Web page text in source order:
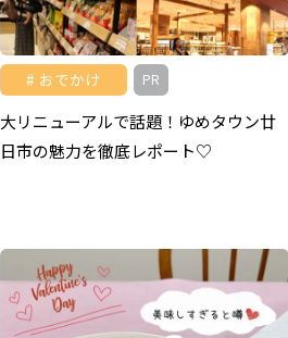
おでかけ PR
大リニューアルで話題！ゆめタウン廿
日市の魅力を徹底レポート♡